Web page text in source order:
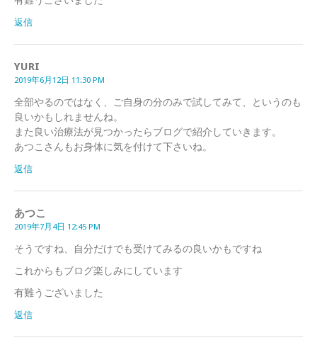
返信
YURI
2019年6月12日 11:30 PM
全部やるのではなく、ご自身の分のみで試してみて、というのも
良いかもしれませんね。
また良い治療法が見つかったらブログで紹介していきます。
あつこさんもお身体に気を付けて下さいね。
返信
あつこ
2019年7月4日 12:45 PM
そうですね、自分だけでも受けてみるの良いかもですね
これからもブログ楽しみにしています
有難うございました
返信